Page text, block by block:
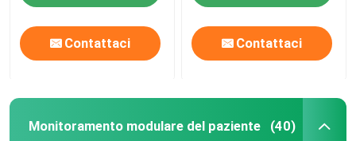
Contattaci Contattaci
Monitoramento modulare del paziente (40)